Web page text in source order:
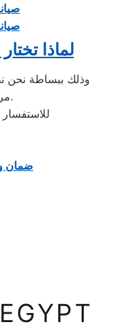
لماذا
وذلك ببساطة نحن
مركز رئيسي بمدينتى.
للاستفسار
ضمان و